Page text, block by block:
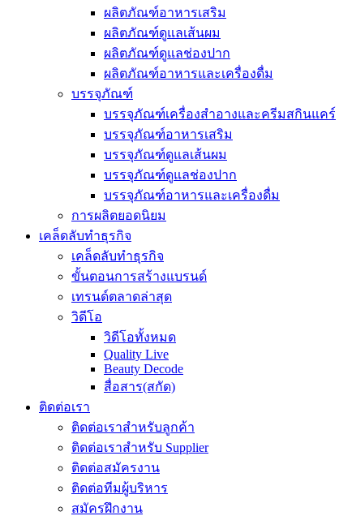
ผลิตภัณฑ์อาหารเสริม
ผลิตภัณฑ์ดูแลเส้นผม
ผลิตภัณฑ์ดูแลช่องปาก
ผลิตภัณฑ์อาหารและเครื่องดื่ม
บรรจุภัณฑ์
บรรจุภัณฑ์เครื่องสำอางและครีมสกินแคร์
บรรจุภัณฑ์อาหารเสริม
บรรจุภัณฑ์ดูแลเส้นผม
บรรจุภัณฑ์ดูแลช่องปาก
บรรจุภัณฑ์อาหารและเครื่องดื่ม
การผลิตยอดนิยม
เคล็ดลับทำธุรกิจ
เคล็ดลับทำธุรกิจ
ขั้นตอนการสร้างแบรนด์
เทรนด์ตลาดล่าสุด
วิดีโอ
วิดีโอทั้งหมด
Quality Live
Beauty Decode
สื่อสาร(สกัด)
ติดต่อเรา
ติดต่อเราสำหรับลูกค้า
ติดต่อเราสำหรับ Supplier
ติดต่อสมัครงาน
ติดต่อทีมผู้บริหาร
สมัครฝึกงาน